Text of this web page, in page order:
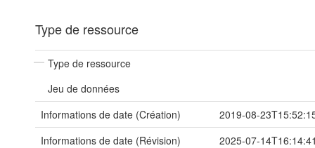
Type de ressource
Type de ressource
Jeu de données
Informations de date (Création)
2019-08-
Informations de date (Révision)
2025-07-